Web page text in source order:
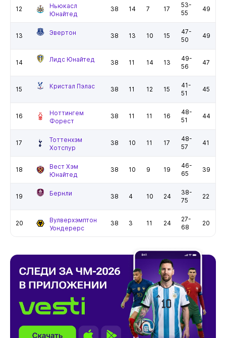
12
Ньюкасл
Юнайтед
38 14 7 17
53-
55
49
13 Эвертон 38 13 10 15
47-
50
49
14 Лидс Юнайтед 38 11 14 13
49-
56
47
15 Кристал Пэлас 38 11 12 15
41-
51
45
16
Ноттингем
Форест
38 11 11 16
48-
51
44
17
Тоттенхэм
Хотспур
38 10 11 17
48-
57
41
18
Вест Хэм
Юнайтед
38 10 9 19
46-
65
39
19 Бернли 38 4 10 24
38-
75
22
20
Вулверхэмптон
Уондерерс
38 3 11 24
27-
68
20